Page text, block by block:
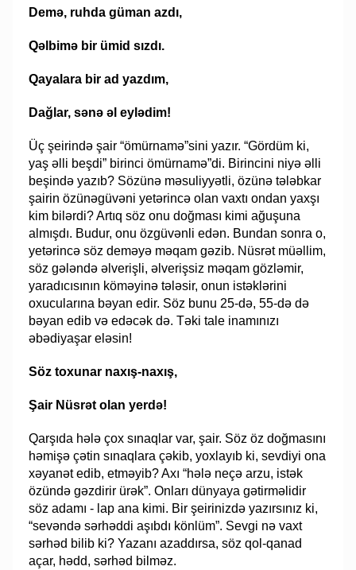
Demə, ruhda güman azdı,
Qəlbimə bir ümid sızdı.
Qayalara bir ad yazdım,
Dağlar, sənə əl eylədim!
Üç şeirində şair “ömürnamə”sini yazır. “Gördüm ki,
yaş əlli beşdi” birinci ömürnamə”di. Birincini niyə əlli
beşində yazıb? Sözünə məsuliyyətli, özünə tələbkar
şairin özünəgüvəni yetərincə olan vaxtı ondan yaxşı
kim bilərdi? Artıq söz onu doğması kimi ağuşuna
almışdı. Budur, onu özgüvənli edən. Bundan sonra o,
yetərincə söz deməyə məqam gəzib. Nüsrət müəllim,
söz gələndə əlverişli, əlverişsiz məqam gözləmir,
yaradıcısının köməyinə tələsir, onun istəklərini
oxucularına bəyan edir. Söz bunu 25-də, 55-də də
bəyan edib və edəcək də. Təki tale inamınızı
əbədiyaşar eləsin!
Söz toxunar naxış-naxış,
Şair Nüsrət olan yerdə!
Qarşıda hələ çox sınaqlar var, şair. Söz öz doğmasını
həmişə çətin sınaqlara çəkib, yoxlayıb ki, sevdiyi ona
xəyanət edib, etməyib? Axı “hələ neçə arzu, istək
özündə gəzdirir ürək”. Onları dünyaya gətirməlidir
söz adamı - lap ana kimi. Bir şeirinizdə yazırsınız ki,
“sevəndə sərhəddi aşıbdı könlüm”. Sevgi nə vaxt
sərhəd bilib ki? Yazanı azaddırsa, söz qol-qanad
açar, hədd, sərhəd bilməz.